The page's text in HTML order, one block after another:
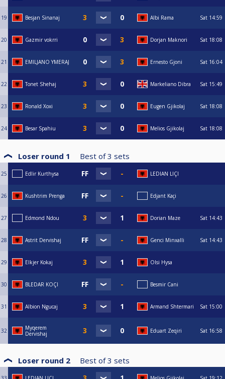
19 Besjan Sinanaj Albi Rama Sat 14:59
20 Gazmir vokrri Dorjan Maknori Sat 18:08
21 EMILJANO YMERAJ Ernesto Gjoni Sat 16:04
22 Tonet Shehaj Markeliano Dibra Sat 15:49
23 Ronald Xoxi Eugen Gjikolaj Sat 18:08
24 Besar Spahiu Melios Gjikolaj Sat 18:08
Loser round 1 Best of3 sets
25 Edlir Kurthysa LEDIAN LIÇI
26 Kushtrim Prenga Edjant Kaçi
27 Edmond Ndou Dorian Maze Sat 14:43
28 Astrit Dervishaj Genci Minxalli Sat 14:43
29 Elkjer Kokaj Olsi Hysa
30 BLEDAR KOÇI Besmir Cani
31 Albion Ngucaj Armand Shtermari Sat 15:00
32
Myqerem
Dervishaj
Eduart Zeqiri Sat 16:58
Loser round 2 Best of3 sets